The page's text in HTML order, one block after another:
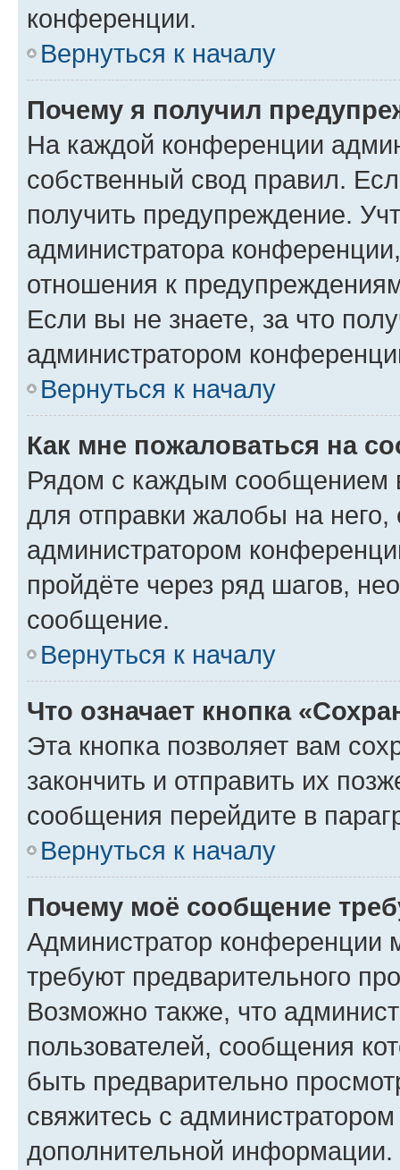
конференции.
Вернуться к началу
Почему я получил
На каждой конференции
собственный свод правил.
получить предупреждение.
администратора
отношения к
Если вы не знаете, за что
администратором
Вернуться к началу
Как мне пожаловаться на
Рядом с каждым сообщением
для отправки жалобы на
администратором
пройдёте через ряд шагов,
сообщение.
Вернуться к началу
Что означает кнопка
Эта кнопка позволяет вам
закончить и отправить их
сообщения перейдите в
Вернуться к началу
Почему моё сообщение
Администратор конференции
требуют предварительного
Возможно также, что
пользователей, сообщения
быть предварительно
свяжитесь с
дополнительной информации.